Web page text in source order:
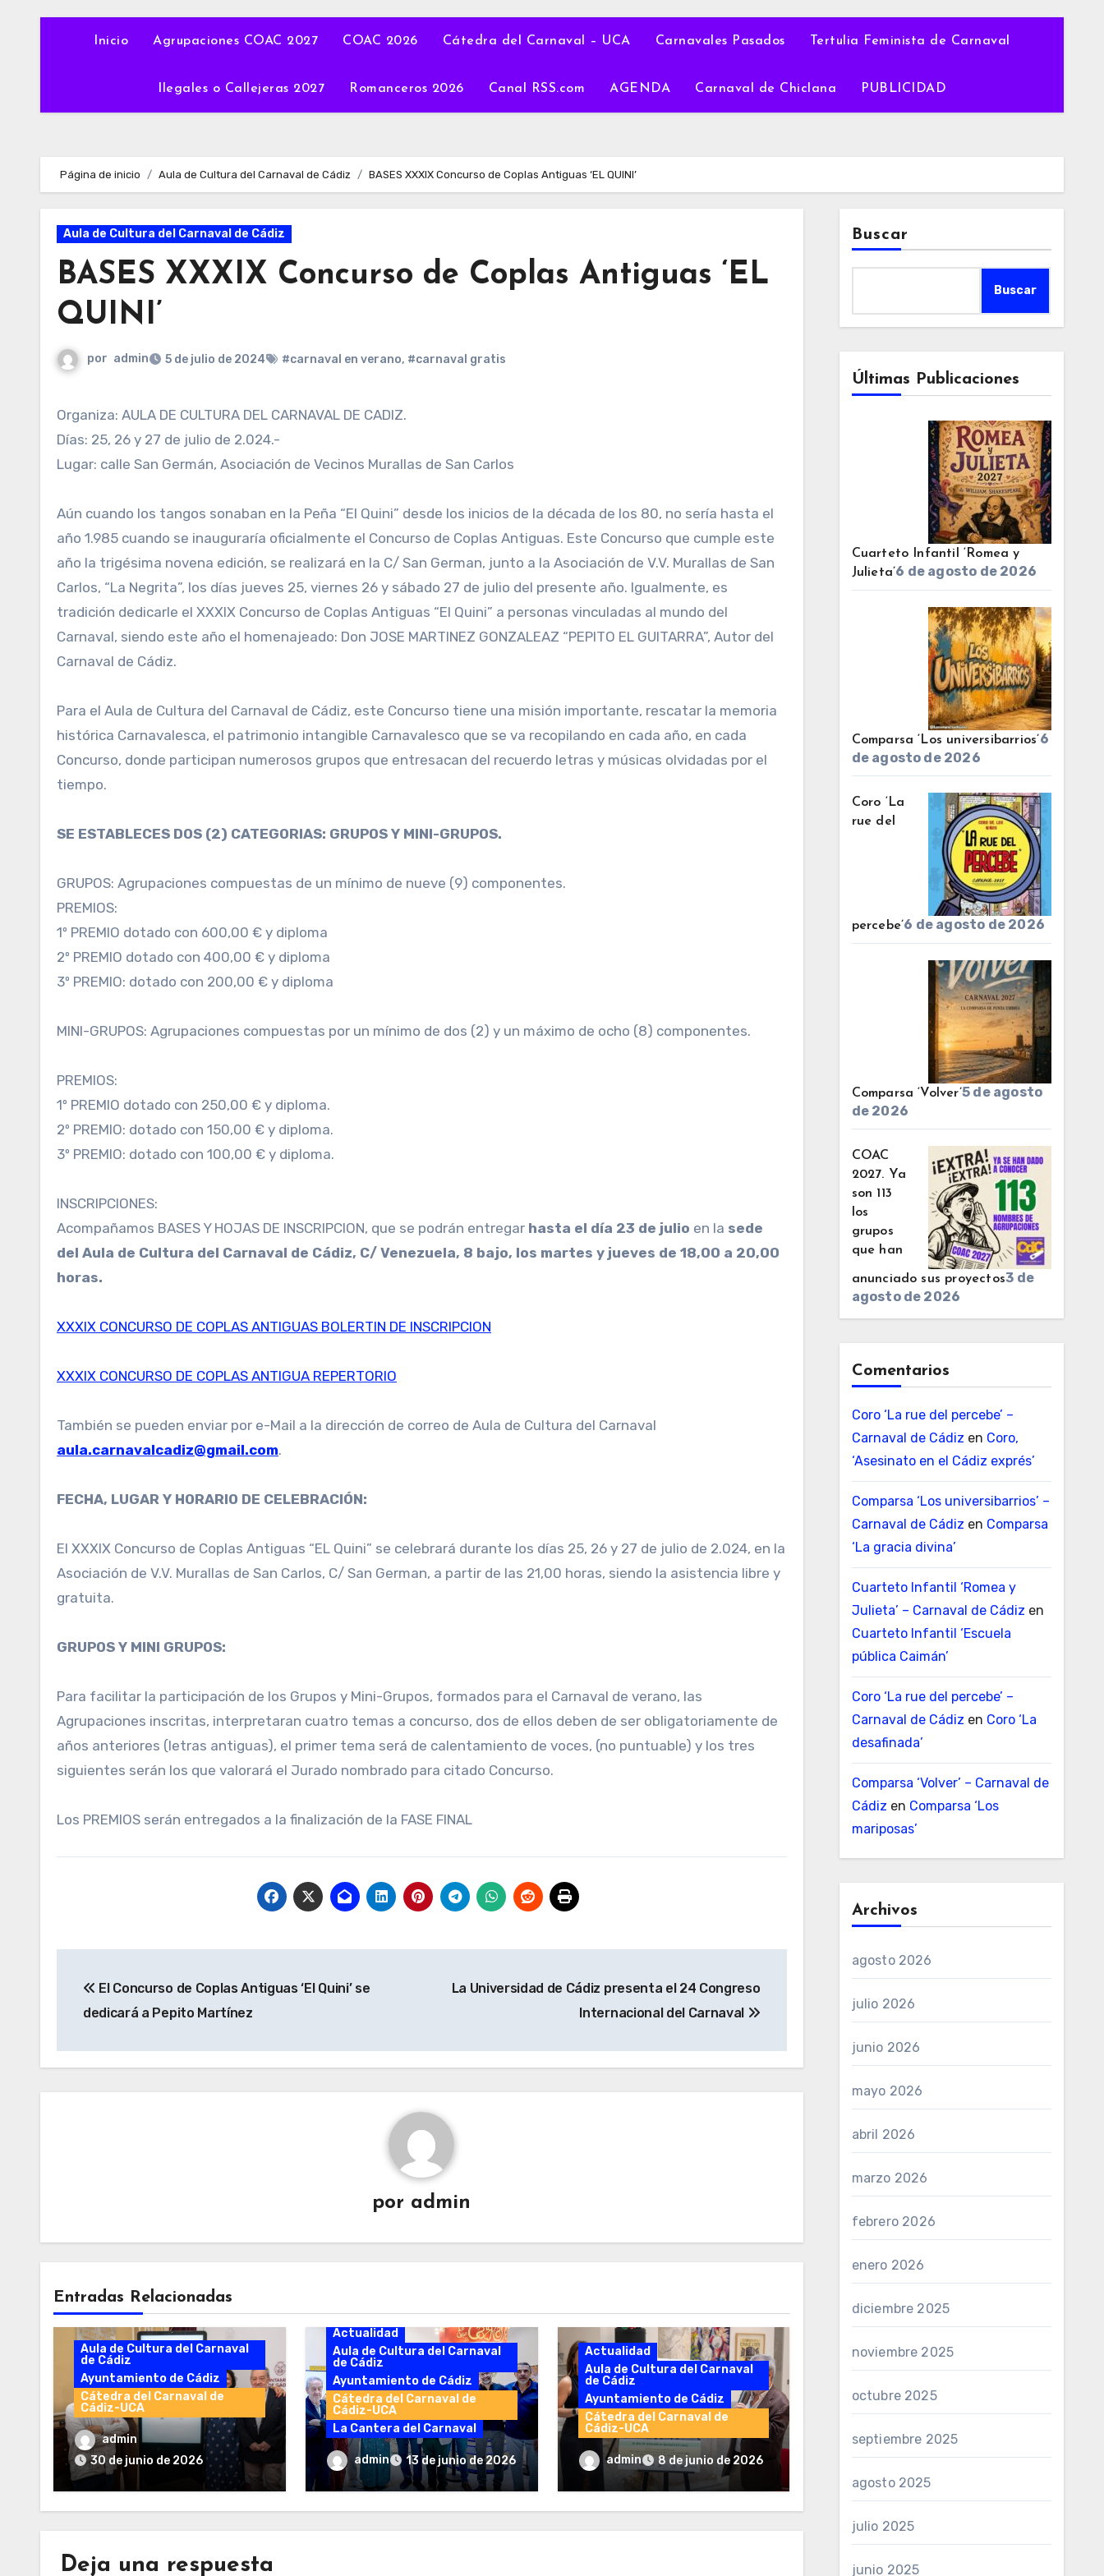
Inicio Agrupaciones COAC 2027 COAC 2026 Cátedra del Carnaval – UCA Carnavales Pasados Tertulia Feminista de Carnaval
Ilegales o Callejeras 2027 Romanceros 2026 Canal RSS.com AGENDA Carnaval de Chiclana PUBLICIDAD
Página de inicio Aula de Cultura del Carnaval de Cádiz BASES XXXIX Concurso de Coplas Antiguas ‘EL QUINI’
Aula de Cultura del Carnaval de Cádiz
BASES XXXIX Concurso de Coplas Antiguas ‘EL
QUINI’
por admin 5 de julio de 2024 #carnaval en verano, #carnaval gratis
Organiza: AULA DE CULTURA DEL CARNAVAL DE CADIZ.
Días: 25, 26 y 27 de julio de 2.024.-
Lugar: calle San Germán, Asociación de Vecinos Murallas de San Carlos
Aún cuando los tangos sonaban en la Peña “El Quini” desde los inicios de la década de los 80, no sería hasta el
año 1.985 cuando se inauguraría oficialmente el Concurso de Coplas Antiguas. Este Concurso que cumple este
año la trigésima novena edición, se realizará en la C/ San German, junto a la Asociación de V.V. Murallas de San
Carlos, “La Negrita”, los días jueves 25, viernes 26 y sábado 27 de julio del presente año. Igualmente, es
tradición dedicarle el XXXIX Concurso de Coplas Antiguas “El Quini” a personas vinculadas al mundo del
Carnaval, siendo este año el homenajeado: Don JOSE MARTINEZ GONZALEAZ “PEPITO EL GUITARRA”, Autor del
Carnaval de Cádiz.
Para el Aula de Cultura del Carnaval de Cádiz, este Concurso tiene una misión importante, rescatar la memoria
histórica Carnavalesca, el patrimonio intangible Carnavalesco que se va recopilando en cada año, en cada
Concurso, donde participan numerosos grupos que entresacan del recuerdo letras y músicas olvidadas por el
tiempo.
SE ESTABLECES DOS (2) CATEGORIAS: GRUPOS Y MINI-GRUPOS.
GRUPOS: Agrupaciones compuestas de un mínimo de nueve (9) componentes.
PREMIOS:
1º PREMIO dotado con 600,00 € y diploma
2º PREMIO dotado con 400,00 € y diploma
3º PREMIO: dotado con 200,00 € y diploma
MINI-GRUPOS: Agrupaciones compuestas por un mínimo de dos (2) y un máximo de ocho (8) componentes.
PREMIOS:
1º PREMIO dotado con 250,00 € y diploma.
2º PREMIO: dotado con 150,00 € y diploma.
3º PREMIO: dotado con 100,00 € y diploma.
INSCRIPCIONES:
Acompañamos BASES Y HOJAS DE INSCRIPCION, que se podrán entregar hasta el día 23 de julio en la sede
del Aula de Cultura del Carnaval de Cádiz, C/ Venezuela, 8 bajo, los martes y jueves de 18,00 a 20,00
horas.
XXXIX CONCURSO DE COPLAS ANTIGUAS BOLERTIN DE INSCRIPCION
XXXIX CONCURSO DE COPLAS ANTIGUA REPERTORIO
También se pueden enviar por e-Mail a la dirección de correo de Aula de Cultura del Carnaval
aula.carnavalcadiz@gmail.com.
FECHA, LUGAR Y HORARIO DE CELEBRACIÓN:
El XXXIX Concurso de Coplas Antiguas “EL Quini” se celebrará durante los días 25, 26 y 27 de julio de 2.024, en la
Asociación de V.V. Murallas de San Carlos, C/ San German, a partir de las 21,00 horas, siendo la asistencia libre y
gratuita.
GRUPOS Y MINI GRUPOS:
Para facilitar la participación de los Grupos y Mini-Grupos, formados para el Carnaval de verano, las
Agrupaciones inscritas, interpretaran cuatro temas a concurso, dos de ellos deben de ser obligatoriamente de
años anteriores (letras antiguas), el primer tema será de calentamiento de voces, (no puntuable) y los tres
siguientes serán los que valorará el Jurado nombrado para citado Concurso.
Los PREMIOS serán entregados a la finalización de la FASE FINAL
de
El Concurso de Coplas Antiguas ‘El Quini’ se
dedicará a Pepito Martínez
La Universidad de Cádiz presenta el 24 Congreso
Internacional del Carnaval
por admin
Entradas Relacionadas
Aula de Cultura del Carnaval
de Cádiz
Ayuntamiento de Cádiz
Cátedra del Carnaval de
Cádiz-UCA
Nace el premio
internacional sobre el
estudio del Carnaval
admin
30 de junio de 2026
Actualidad
Aula de Cultura del Carnaval
de Cádiz
Ayuntamiento de Cádiz
Cátedra del Carnaval de
Cádiz-UCA
La Cantera del Carnaval
Presentada la II Edición
de la Escuela Municipal de
Carnaval
admin 13 de junio de 2026
Actualidad
Aula de Cultura del Carnaval
de Cádiz
Ayuntamiento de Cádiz
Cátedra del Carnaval de
Cádiz-UCA
Presentado el cartel del
XXV Congreso
Internacional de Carnaval
admin 8 de junio de 2026
Deja una respuesta
Buscar
Buscar
Últimas Publicaciones
Cuarteto Infantil ‘Romea y
Julieta’6 de agosto de 2026
Comparsa ‘Los universibarrios’6
de agosto de 2026
Coro ‘La
rue del
percebe’6 de agosto de 2026
Comparsa ‘Volver’5 de agosto
de 2026
COAC
2027. Ya
son 113
los
grupos
que han
anunciado sus proyectos3 de
agosto de 2026
Comentarios
Coro ‘La rue del percebe’ –
Carnaval de Cádiz en Coro,
‘Asesinato en el Cádiz exprés’
Comparsa ‘Los universibarrios’ –
Carnaval de Cádiz en Comparsa
‘La gracia divina’
Cuarteto Infantil ‘Romea y
Julieta’ – Carnaval de Cádiz en
Cuarteto Infantil ‘Escuela
pública Caimán’
Coro ‘La rue del percebe’ –
Carnaval de Cádiz en Coro ‘La
desafinada’
Comparsa ‘Volver’ – Carnaval de
Cádiz en Comparsa ‘Los
mariposas’
Archivos
agosto 2026
julio 2026
junio 2026
mayo 2026
abril 2026
marzo 2026
febrero 2026
enero 2026
diciembre 2025
noviembre 2025
octubre 2025
septiembre 2025
agosto 2025
julio 2025
junio 2025